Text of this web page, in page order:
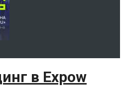
в Expow